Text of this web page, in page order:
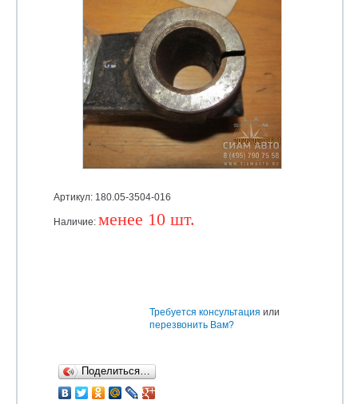
Артикул: 180.05-3504-016
Наличие: менее 10 шт.
Поделиться…
Требуется консультация или
перезвонить Вам?